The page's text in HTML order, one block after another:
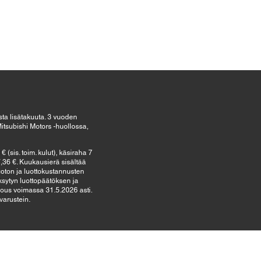
lisätakuuta. 3 vuoden
Motors -huollossa,
(sis. toim. kulut), käsiraha 7
€. Kuukausierä sisältää
ja luottokustannusten
luottopäätöksen ja
voimassa 31.5.2026 asti.